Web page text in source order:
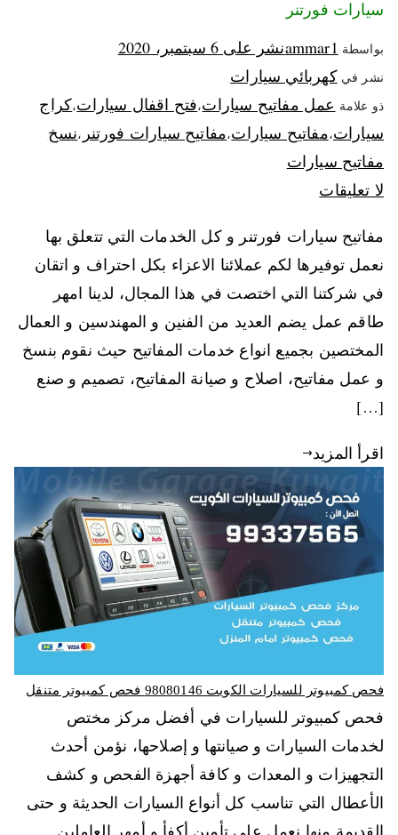
سيارات فورتنر
بواسطة ammar1نشر على 6 سبتمبر، 2020
نشر في كهربائي سيارات
ذو علامة عمل مفاتيح سيارات،فتح اقفال سيارات،كراج
سيارات،مفاتيح سيارات،مفاتيح سيارات فورتنر ،نسخ
مفاتيح سيارات
لا تعليقات
مفاتيح سيارات فورتنر و كل الخدمات التي تتعلق بها
نعمل توفيرها لكم عملائنا الاعزاء بكل احتراف و اتقان
في شركتنا التي اختصت في هذا المجال، لدينا امهر
طاقم عمل يضم العديد من الفنين و المهندسين و العمال
المختصين بجميع انواع خدمات المفاتيح حيث نقوم بنسخ
و عمل مفاتيح، اصلاح و صيانة المفاتيح، تصميم و صنع
[…]
اقرأ المزيد
فحص كمبيوتر للسيارات الكويت 98080146‬ فحص كمبيوتر متنقل
فحص كمبيوتر للسيارات في أفضل مركز مختص
لخدمات السيارات و صيانتها و إصلاحها، نؤمن أحدث
التجهيزات و المعدات و كافة أجهزة الفحص و كشف
الأعطال التي تناسب كل أنواع السيارات الحديثة و حتى